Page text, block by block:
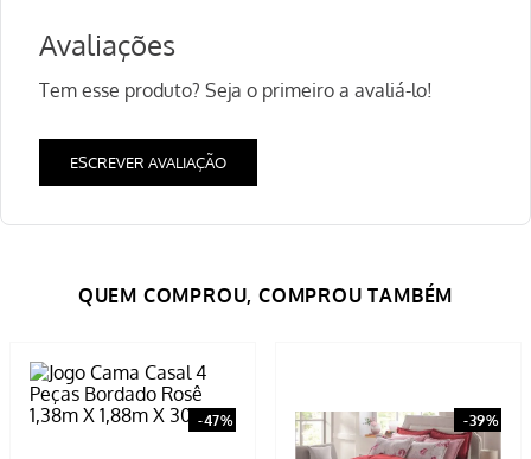
-47%
Jogo Cama Casal 4 Peças
Bordado Rosê 1,38m X 1,88m X
30cm
X 2,40m
INDISPONÍVEL